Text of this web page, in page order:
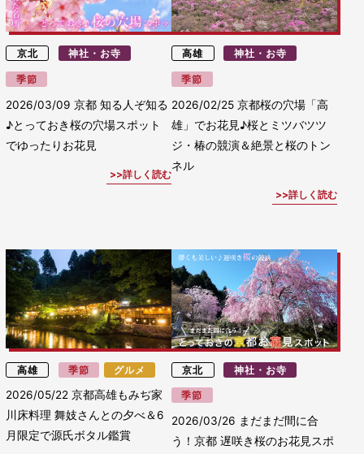
京北 神社・お寺
季節
2026/03/09京都 知る人ぞ知る
♪とっておき桜の穴場スポット
でゆったりお花見
詳しく読む
高雄 神社・お寺
季節
2026/02/25 京都桜の穴場「高
雄」でお花見♪桜とミツバツツ
ジ・椿の競演＆絶景と桜のトン
ネル
詳しく読む
高雄 季節 グルメ
2026/05/22京都高雄もみぢ家
川床料理 舞妓さんとの夕べ＆6
月限定で源氏ボタル鑑賞
京北 神社・お寺
季節
2026/03/26 まだまだ間に合
う！京都 遅咲き桜のお花見スポ